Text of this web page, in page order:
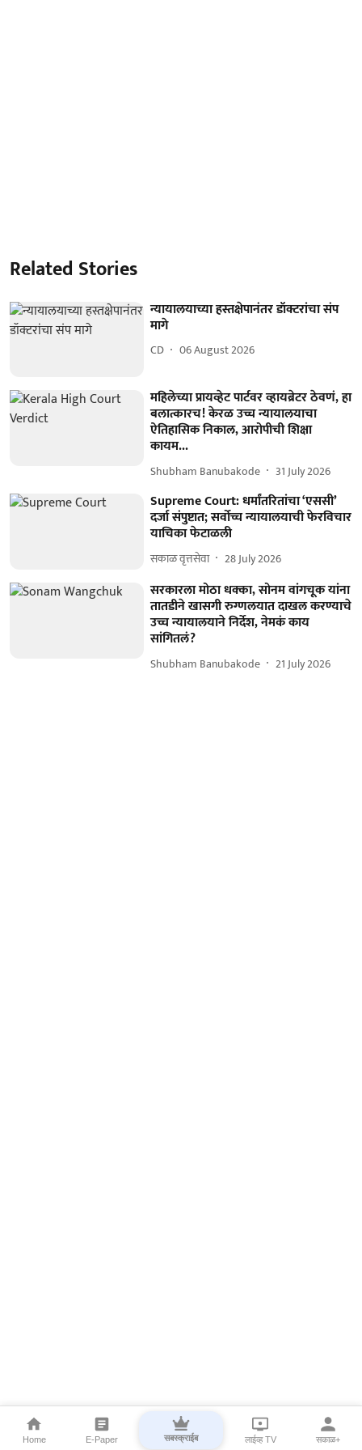
Related Stories
न्यायालयाच्या हस्तक्षेपानंतर डॉक्टरांचा संप
मागे
CD 06 August 2026
महिलेच्या प्रायव्हेट पार्टवर व्हायब्रेटर ठेवणं, हा
बलात्कारच! केरळ उच्च न्यायालयाचा
ऐतिहासिक निकाल, आरोपीची शिक्षा
कायम...
Shubham Banubakode 31 July 2026
Supreme Court: धर्मांतरितांचा ‘एससी’
दर्जा संपुष्टात; सर्वोच्च न्यायालयाची फेरविचार
याचिका फेटाळली
सकाळ वृत्तसेवा 28 July 2026
सरकारला मोठा धक्का, सोनम वांगचूक यांना
तातडीने खासगी रुग्णलयात दाखल करण्याचे
उच्च न्यायालयाने निर्देश, नेमकं काय
सांगितलं?
Shubham Banubakode 21 July 2026
Home E-Paper सबस्क्राईब लाईव्ह TV सकाळ+